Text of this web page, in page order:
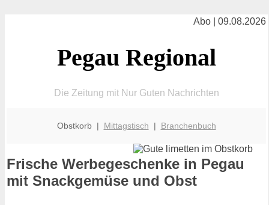
Abo | 09.08.2026
Pegau Regional
Die Zeitung mit Nur Guten Nachrichten
Obstkorb | Mittagstisch | Branchenbuch
Frische Werbegeschenke in Pegau
mit Snackgemüse und Obst